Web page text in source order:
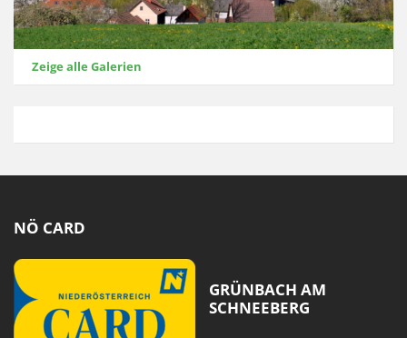
Zeige alle Galerien
NÖ CARD
GRÜNBACH AM
SCHNEEBERG